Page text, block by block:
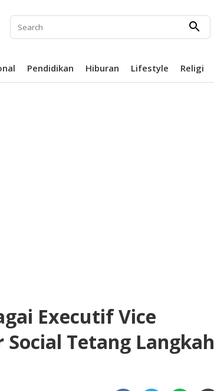
search
Pendidikan Hiburan Lifestyle Religi
Executif Vice
Social Tetang Langkah